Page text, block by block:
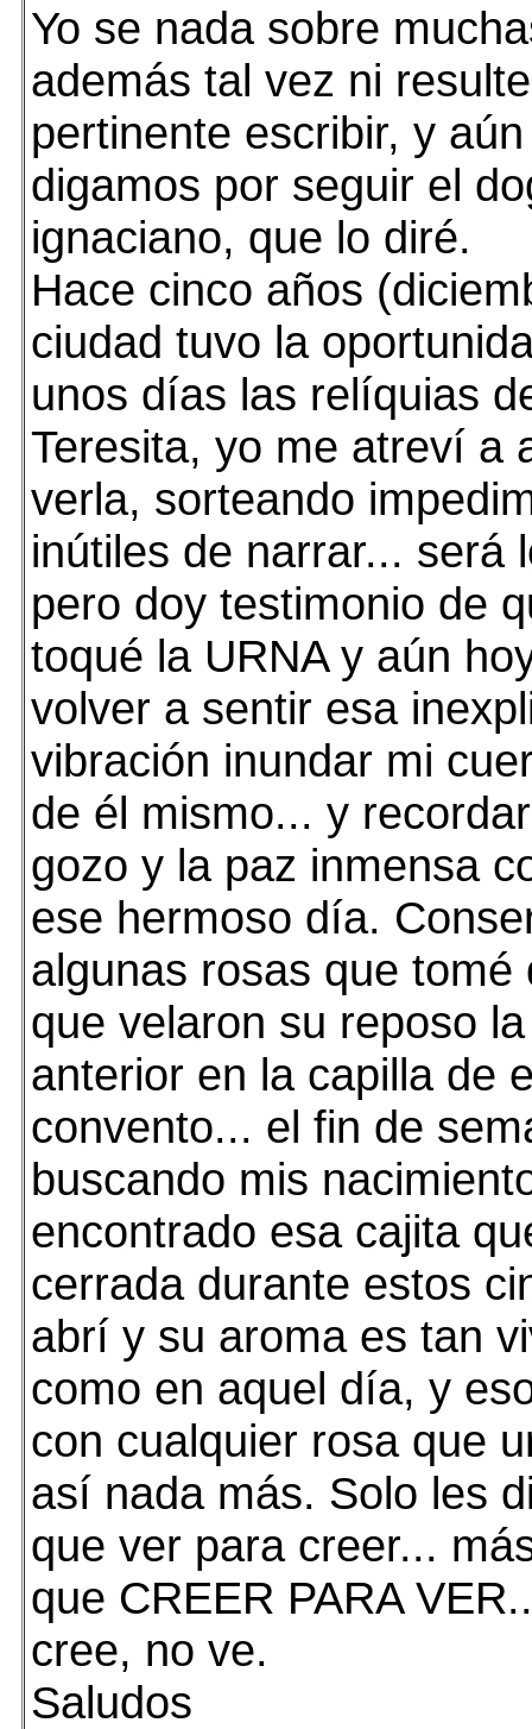
Yo se nada sobre
además tal vez ni
pertinente escribir, y
digamos por seguir el
ignaciano, que lo diré.
Hace cinco años
ciudad tuvo la
unos días las relíquias
Teresita, yo me atreví a
verla, sorteando
inútiles de narrar... será
pero doy testimonio de
toqué la URNA y aún
volver a sentir esa
vibración inundar mi
de él mismo... y
gozo y la paz inmensa
ese hermoso día.
algunas rosas que tomé
que velaron su reposo
anterior en la capilla de
convento... el fin de
buscando mis
encontrado esa cajita
cerrada durante estos
abrí y su aroma es tan
como en aquel día, y
con cualquier rosa que
así nada más. Solo les
que ver para creer...
que CREER PARA
cree, no ve.
Saludos